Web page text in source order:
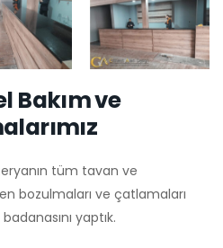
Bakım ve
tüm tavan ve
bozulmaları ve çatlamaları
yaptık.